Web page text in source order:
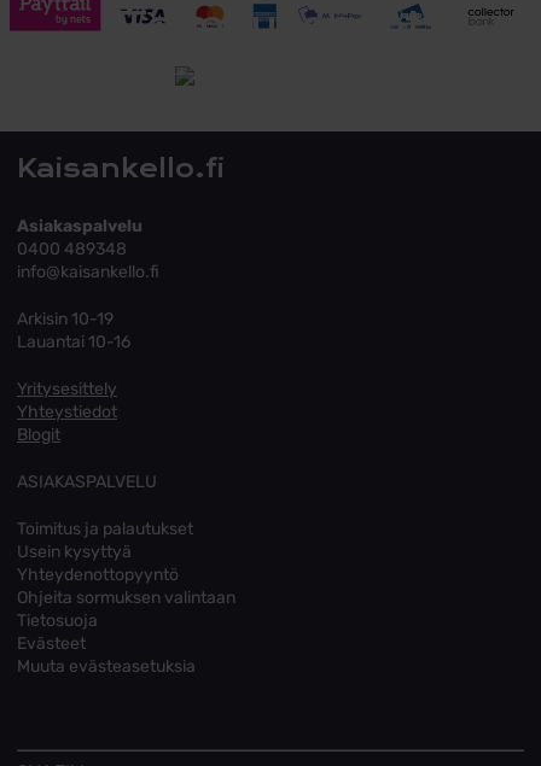
Toimitusehdot
Kaisankello.fi
Asiakaspalvelu
0400 489348
info@kaisankello.fi
Arkisin 10-19
Lauantai 10-16
Yritysesittely
Yhteystiedot
Blogit
ASIAKASPALVELU
Toimitus ja palautukset
Usein kysyttyä
Yhteydenottopyyntö
Ohjeita sormuksen valintaan
Tietosuoja
Evästeet
Muuta evästeasetuksia